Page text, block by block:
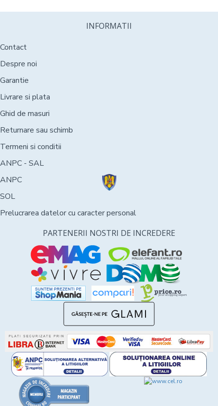
INFORMATII
Contact
Despre noi
Garantie
Livrare si plata
Ghid de masuri
Returnare sau schimb
Termeni si conditii
ANPC - SAL
ANPC
SOL
Prelucrarea datelor cu caracter personal
PARTENERII NOSTRI DE INCREDERE